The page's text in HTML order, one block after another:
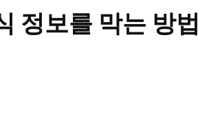
정보를 막는 방법